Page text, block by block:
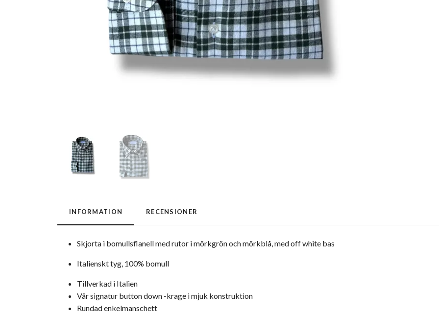
INFORMATION RECENSIONER
Skjorta i bomullsflanell med rutor i mörkgrön och mörkblå, med off white bas
Italienskt tyg, 100% bomull
Tillverkad i Italien
Vår signatur button down -krage i mjuk konstruktion
Rundad enkelmanschett